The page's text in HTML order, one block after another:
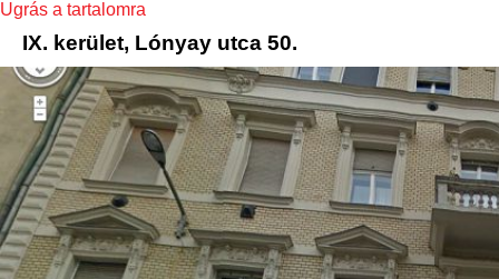
Ugrás a tartalomra
IX. kerület, Lónyay utca 50.